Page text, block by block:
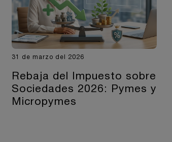
31 de marzo del 2026
Rebaja del Impuesto sobre
Sociedades 2026: Pymes y
Micropymes